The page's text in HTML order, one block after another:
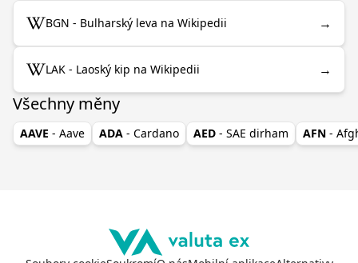
BGN - Bulharský leva na Wikipedii →
LAK - Laoský kip na Wikipedii →
Všechny měny
AAVE - Aave ADA - Cardano AED - SAE dirham AFN -